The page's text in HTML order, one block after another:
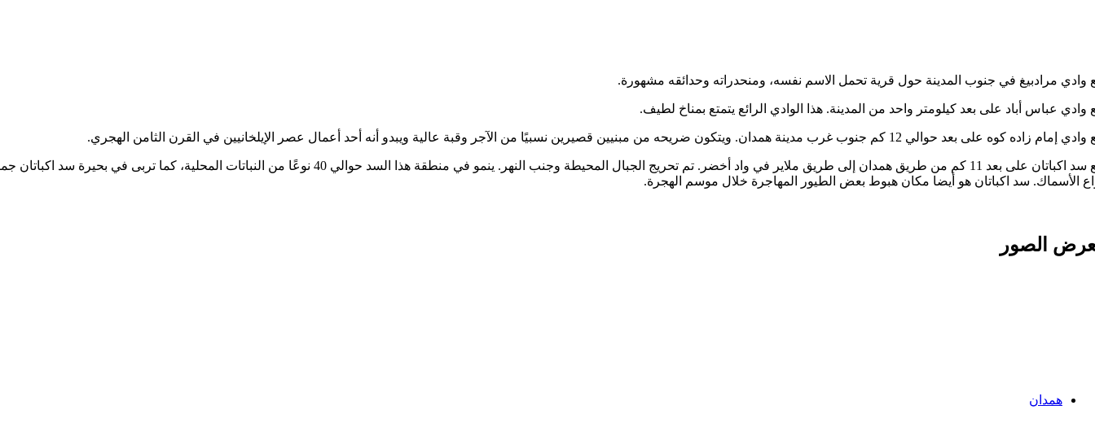
وادي مرادبيغ في جنوب المدينة حول قرية تحمل الاسم نفسه، ومنحدراته وحدائقه مشهورة.
وادي عباس أباد على بعد كيلومتر واحد من المدينة. هذا الوادي الرائع يتمتع بمناخ لطيف.
زاده كوه على بعد حوالي 12 كم جنوب غرب مدينة همدان. ويتكون ضريحه من مبنيين قصيرين نسبيًا من الآجر وقبة عالية ويبدو أنه أحد أعمال عصر الإیلخانیین في القرن الثامن الهجري.
يقع سد اكباتان على بعد 11 كم من طريق همدان إلى طريق ملاير في واد أخضر. تم تحريج الجبال المحيطة وجنب النهر. ينمو في منطقة هذا السد حوالي 40 نوعًا من النباتات المحلية، كما تربى في بحیرة سد
الأسماك. سد اكباتان هو أيضا مكان هبوط بعض الطيور المهاجرة خلال موسم الهجرة.
الصور
Categories:
همدان